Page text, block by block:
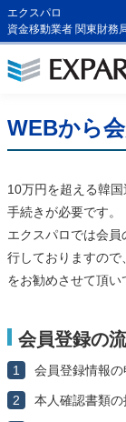
エクスパロ
資金移動業者 関東財務
WEBから
10万円を超える韓
手続きが必要です。
エクスパロでは会
行しておりますので
をお勧めさせて頂い
会員登録の
1 会員登録情報の
2 本人確認書類の